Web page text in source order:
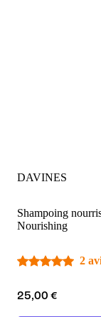
DAVINES
Shampoing
Nourishing
2
25,00 €